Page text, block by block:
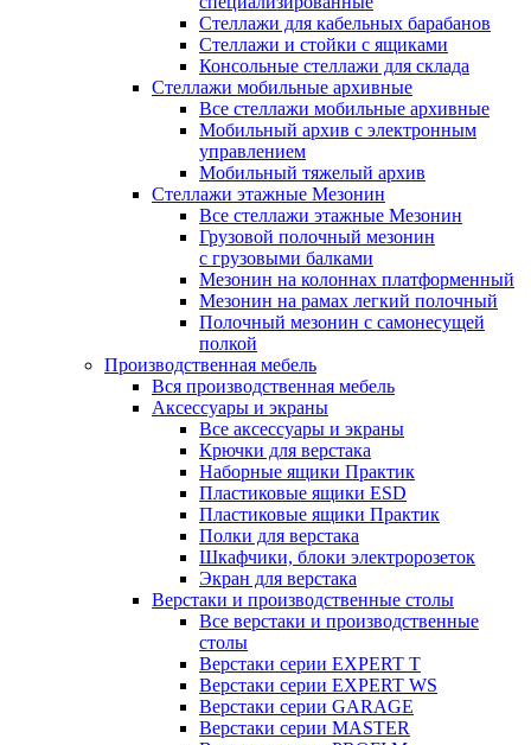
Стеллажи для кабельных барабанов
Стеллажи и стойки с ящиками
Консольные стеллажи для склада
Стеллажи мобильные архивные
Все стеллажи мобильные архивные
Мобильный архив с электронным
управлением
Мобильный тяжелый архив
Стеллажи этажные Мезонин
Все стеллажи этажные Мезонин
Грузовой полочный мезонин
с грузовыми балками
Мезонин на колоннах платформенный
Мезонин на рамах легкий полочный
Полочный мезонин с самонесущей
полкой
Производственная мебель
Вся производственная мебель
Аксессуары и экраны
Все аксессуары и экраны
Крючки для верстака
Наборные ящики Практик
Пластиковые ящики ESD
Пластиковые ящики Практик
Полки для верстака
Шкафчики, блоки электророзеток
Экран для верстака
Верстаки и производственные столы
Все верстаки и производственные
столы
Верстаки серии EXPERT T
Верстаки серии EXPERT WS
Верстаки серии GARAGE
Верстаки серии MASTER